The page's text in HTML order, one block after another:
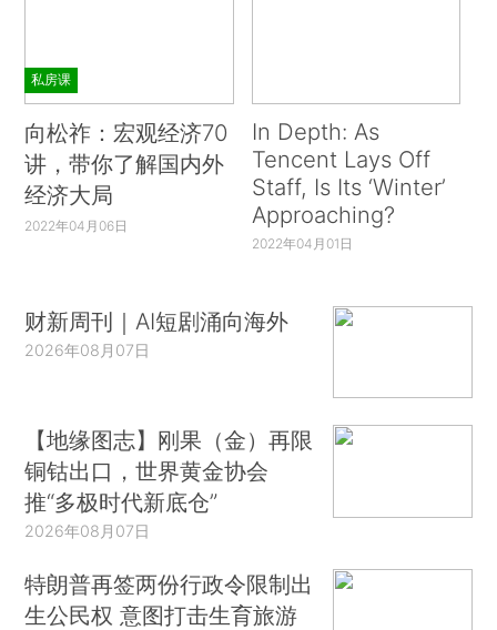
私房课
向松祚：宏观经济70
讲，带你了解国内外
经济大局
2022年04月06日
In Depth: As
Tencent Lays Off
Staff, Is Its ‘Winter’
Approaching?
2022年04月01日
财新周刊｜AI短剧涌向海外
2026年08月07日
【地缘图志】刚果（金）再限
铜钴出口，世界黄金协会
推“多极时代新底仓”
2026年08月07日
特朗普再签两份行政令限制出
生公民权 意图打击生育旅游